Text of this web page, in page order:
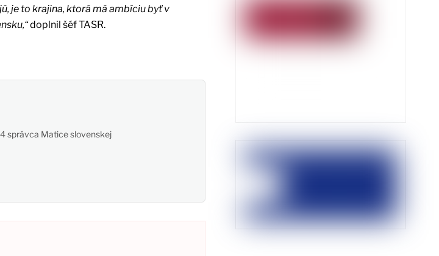
je to krajina, ktorá má ambíciu byť v
doplnil šéf TASR.
správca Matice slovenskej